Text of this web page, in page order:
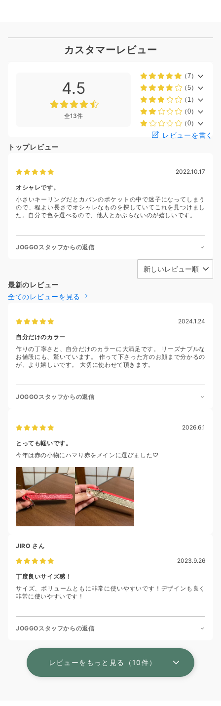
カスタマーレビュー
4.5
全13件
（7）
（5）
（1）
（0）
（0）
レビューを書く
トップレビュー
2022.10.17
オシャレです。
小さいキーリングだとカバンのポケットの中で迷子になってしまう
ので、程よい長さでオシャレなものを探していてこれを見つけまし
た。自分で色を選べるので、他人とかぶらないのが嬉しいです。
JOGGOスタッフからの返信
最新のレビュー
全てのレビューを見る
2024.1.24
自分だけのカラー
作りの丁寧さと、自分だけのカラーに大満足です。 リーズナブルな
お値段にも、驚いています。 作って下さった方のお顔まで分かるの
が、より嬉しいです。 大切に使わせて頂きます。
JOGGOスタッフからの返信
2026.6.1
とっても軽いです。
今年は赤の小物にハマり赤をメインに選びました♡
JIRO さん
2023.9.26
丁度良いサイズ感！
サイズ、ボリュームともに非常に使いやすいです！デザインも良く
非常に使いやすいです！
JOGGOスタッフからの返信
レビューをもっと見る（10件）